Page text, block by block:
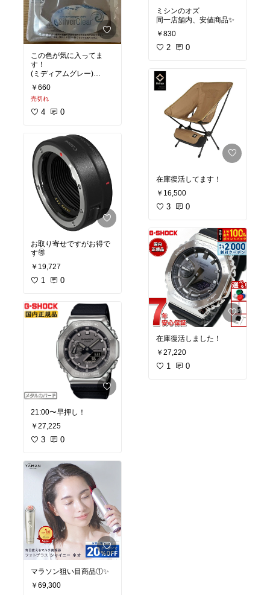
この色が気に入ってま
す！
(ミディアムグレー)
#オリジナル写真
￥660
売切れ
4 0
お取り寄せですがお得で
す🉐
￥19,727
1 0
21:00〜早押し！
￥27,225
3 0
マラソン狙い目商品①✨
￥69,300
ミシンのオズ
同一店舗内、安値商品✨
￥830
2 0
在庫復活してます！
￥16,500
3 0
在庫復活しました！
￥27,220
1 0